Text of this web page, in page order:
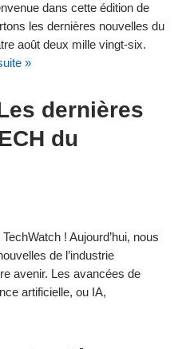
dans cette édition de
les dernières nouvelles du
août deux mille vingt-six.
»
dernières
du
! Aujourd’hui, nous
de l’industrie
avenir. Les avancées de
artificielle, ou IA,